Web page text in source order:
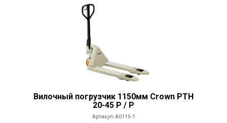
Вилочный погрузчик 1150мм Crown PTH
20-45 P / P
Артикул:A0115-1